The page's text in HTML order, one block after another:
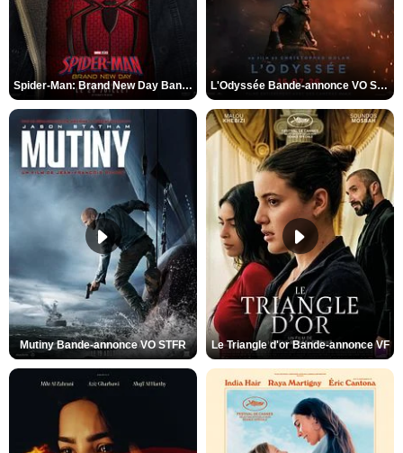
Spider-Man: Brand New Day Bande-annonce VO STFR L'Odyssée Bande-annonce VO STFR
Mutiny Bande-annonce VO STFR Le Triangle d'or Bande-annonce VF